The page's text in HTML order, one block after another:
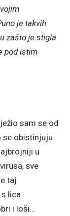
je takvih
zašto je stigla
pod istim
sam se od
se obistinjuju
u
sve
taj
lica
i loši…